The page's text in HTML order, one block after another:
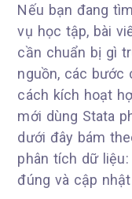
Nếu bạn đang
vụ học tập, bài
cần chuẩn bị gì
nguồn, các bước
cách kích hoạt
mới dùng Stata
dưới đây bám
phân tích dữ
đúng và cập